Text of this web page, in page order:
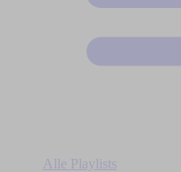
Alle Playlists